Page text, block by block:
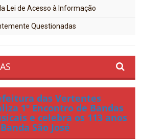
Lei de Acesso à Informação
Questionadas
das Vertentes
1º Encontro de Bandas
e celebra os 113 anos
São José